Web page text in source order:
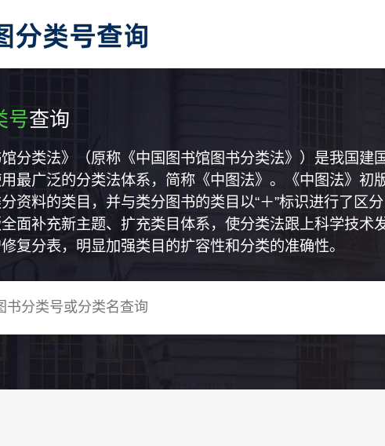
号查询
馆分类法》（原称《中国图书馆图书分类法》）是我国
最广泛的分类法体系，简称《中图法》。《中图法》
资料的类目，并与类分图书的类目以“＋”标识进行了区
面补充新主题、扩充类目体系，使分类法跟上科学技
复分表，明显加强类目的扩容性和分类的准确性。